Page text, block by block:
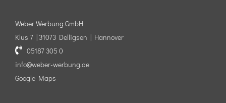
Weber Werbung GmbH
Klus 7 | 31073 Delligsen | Hannover
05187 305 0
info@weber-werbung.de
Google Maps